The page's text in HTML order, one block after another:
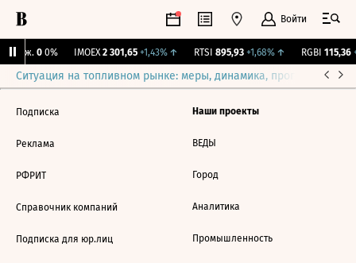
Войти
Бирж. 0 0% IMOEX 2 301,65 +1,43%↑ RTSI 895,93 +1,68%↑ RGBI 115,36
Ситуация на топливном рынке: меры, динамика, прогнозы
Подписка
Реклама
РФРИТ
Справочник компаний
Подписка для юр.лиц
Наши проекты
ВЕДЫ
Город
Аналитика
Промышленность